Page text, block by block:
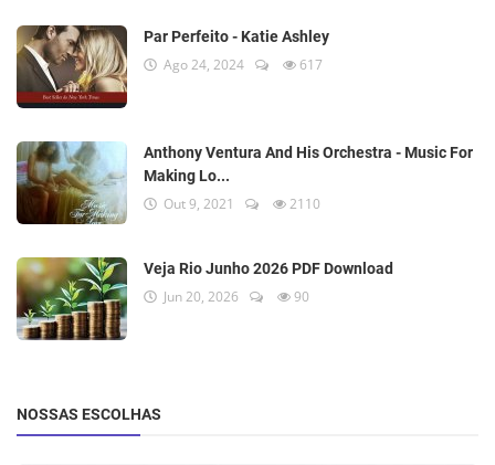
Par Perfeito - Katie Ashley
Ago 24, 2024 617
Anthony Ventura And His Orchestra - Music For
Making Lo...
Out 9, 2021 2110
Veja Rio Junho 2026 PDF Download
Jun 20, 2026 90
NOSSAS ESCOLHAS